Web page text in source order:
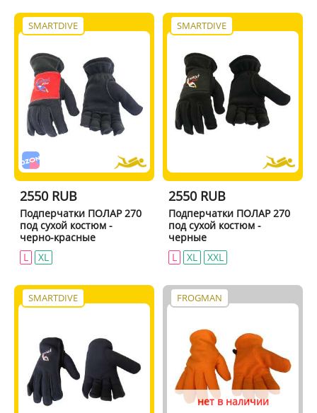
SMARTDIVE
2550 RUB
Подперчатки ПОЛАР 270
под сухой костюм -
черно-красные
L
XL
SMARTDIVE
2550 RUB
Подперчатки ПОЛАР 270
под сухой костюм -
черные
L
XL XXL
SMARTDIVE FROGMAN
нет в наличии